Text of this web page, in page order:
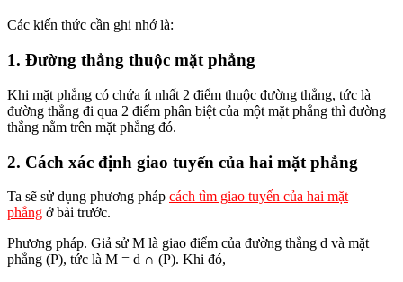
Các kiến thức cần ghi nhớ là:
1. Đường thẳng thuộc mặt phẳng
Khi mặt phẳng có chứa ít nhất 2 điểm thuộc đường thẳng, tức là
đường thẳng đi qua 2 điểm phân biệt của một mặt phẳng thì đường
thẳng nằm trên mặt phẳng đó.
2. Cách xác định giao tuyến của hai mặt phẳng
Ta sẽ sử dụng phương pháp cách tìm giao tuyến của hai mặt
phẳng ở bài trước.
Phương pháp. Giả sử M là giao điểm của đường thẳng d và mặt
phẳng (P), tức là M = d ∩ (P). Khi đó,